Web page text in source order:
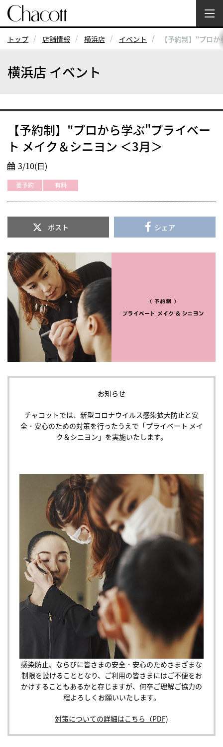
トップ 店舗情報 横浜店 イベント 【予約制】"プロ
横浜店 イベント
【予約制】"プロから学ぶ"プライベー
ト メイク＆シニヨン ＜3月＞
3/10(日)
要予約 有料
ポスト シェア
お知らせ
チャコットでは、新型コロナウイルス感染拡大防止と安
全・安心のための対策を行ったうえで「プライベート メイ
ク＆シニヨン」を実施いたします。
感染防止、ならびに皆さまの安全・安心のためさまざまな
制限を設けることとなり、ご利用の皆さまにはご不便をお
かけすることもあるかと存じますが、何卒ご理解ご協力の
程よろしくお願いいたします。
対策についての詳細はこちら（PDF)